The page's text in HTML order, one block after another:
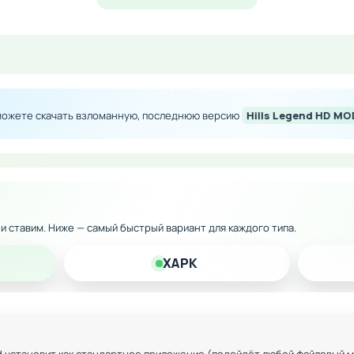
разрешения
сопровождение
уровни
устройств Андроид
скачать взломанную, последнюю версию Hills Legend HD
ставим. Ниже — самый быстрый вариант для каждого типа.
XAPK